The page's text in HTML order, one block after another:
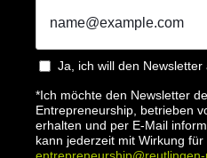
Ja, ich will den Newsletter
*Ich möchte den Newsletter
Entrepreneurship, betrieben
erhalten und per E-Mail
kann jederzeit mit Wirkung